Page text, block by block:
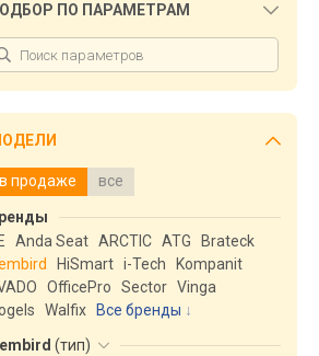
ПО ПАРАМЕТРАМ
в продаже все
Anda Seat ARCTIC ATG
Brateck
HiSmart i-Tech
Kompanit
OfficePro Sector Vinga
Walfix
Все бренды
(тип)